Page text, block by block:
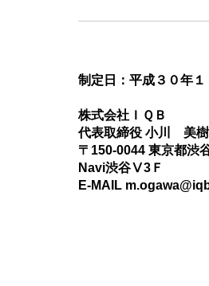
制定日：平成３０年１
株式会社ＩＱＢ
代表取締役 小川 美樹
〒150-0044 東京都渋
Navi渋谷Ⅴ3Ｆ
E-MAIL